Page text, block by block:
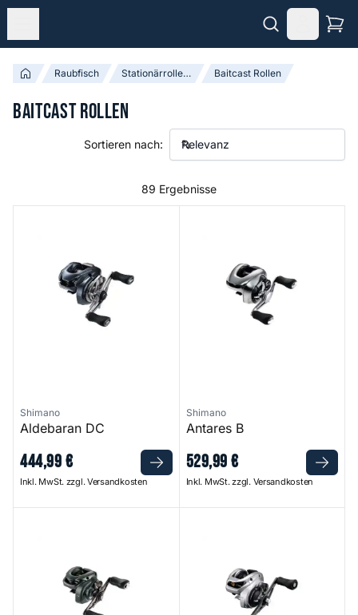
Raubfisch Stationärrollen & Baitcast Rollen Baitcast Rollen
Baitcast Rollen
89 Ergebnisse
Sortieren nach:
Shimano
Aldebaran DC
444,99€
Inkl. MwSt. zzgl. Versandkosten
Shimano
Antares B
529,99€
Inkl. MwSt. zzgl. Versandkosten